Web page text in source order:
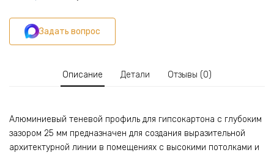
теневой
профиль
для
шт
Задать вопрос
Описание Детали Отзывы (0)
Алюминиевый теневой профиль для гипсокартона с глубоким
зазором 25 мм предназначен для создания выразительной
архитектурной линии в помещениях с высокими потолками и